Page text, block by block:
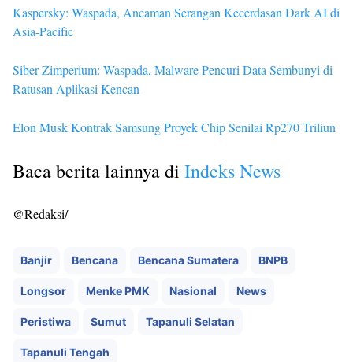
Kaspersky: Waspada, Ancaman Serangan Kecerdasan Dark AI di
Asia-Pacific
Siber Zimperium: Waspada, Malware Pencuri Data Sembunyi di
Ratusan Aplikasi Kencan
Elon Musk Kontrak Samsung Proyek Chip Senilai Rp270 Triliun
Baca berita lainnya di Indeks News
@Redaksi/
Banjir Bencana Bencana Sumatera BNPB
Longsor Menke PMK Nasional News
Peristiwa Sumut Tapanuli Selatan
Tapanuli Tengah